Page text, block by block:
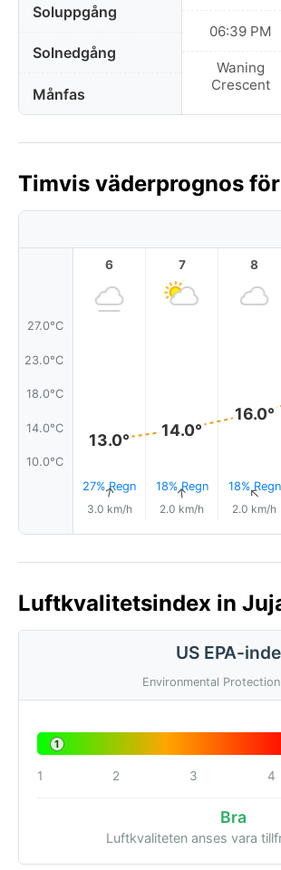
Soluppgång
Solnedgång
Månfas
06:39 PM
Waning
Crescent
Timvis väderprognos
27.0°C
23.0°C
18.0°C
14.0°C
10.0°C
6
13.0°
27% Regn
↑
3.0 km/h
7
14.0°
18% Regn
↑
2.0 km/h
8
16.0°
18% Regn
↑
2.0 km/h
Luftkvalitetsindex in
US EPA-
Environmental
1
1 2 3 4
Bra
Luftkvaliteten anses vara